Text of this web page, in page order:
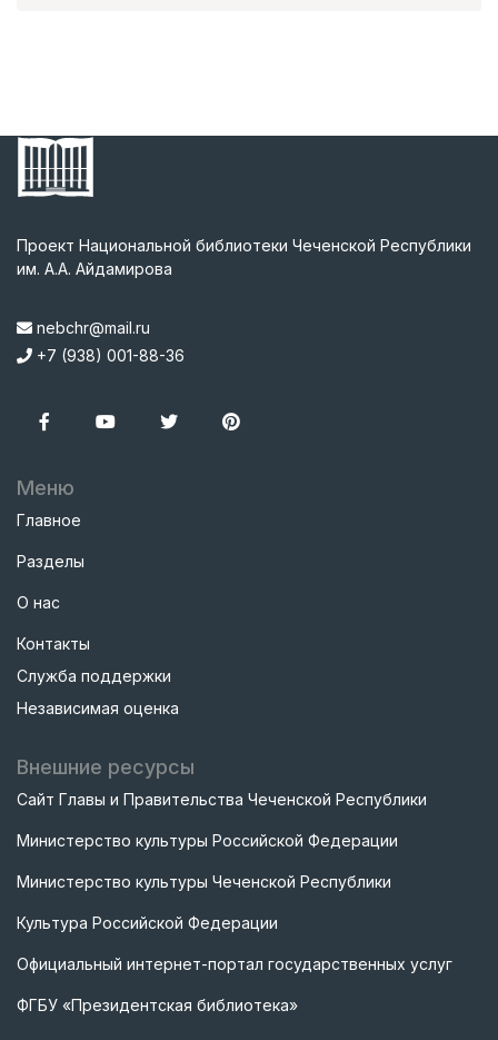
Проект Национальной библиотеки Чеченской Республики
им. А.А. Айдамирова
nebchr@mail.ru
+7 (938) 001-88-36
Меню
Главное
Разделы
О нас
Контакты
Служба поддержки
Независимая оценка
Внешние ресурсы
Сайт Главы и Правительства Чеченской Республики
Министерство культуры Российской Федерации
Министерство культуры Чеченской Республики
Культура Российской Федерации
Официальный интернет-портал государственных услуг
ФГБУ «Президентская библиотека»